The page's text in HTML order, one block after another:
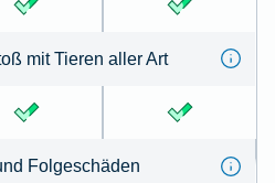
mit Tie­ren aller Art
Folge­schä­den